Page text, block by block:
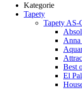
Kategorie
Tapety
Tapety AS-
Anna
Best
El